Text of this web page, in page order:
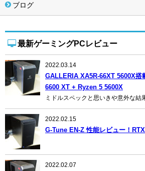
ブログ
最新ゲーミングPCレビュー
2022.03.14
GALLERIA XA5R-66XT 5600X搭
6600 XT + Ryzen 5 5600X
ミドルスペックと思いきや意外な結
2022.02.15
G-Tune EN-Z 性能レビュー！
2022.02.07